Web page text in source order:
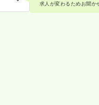
求人が変わるためお聞か